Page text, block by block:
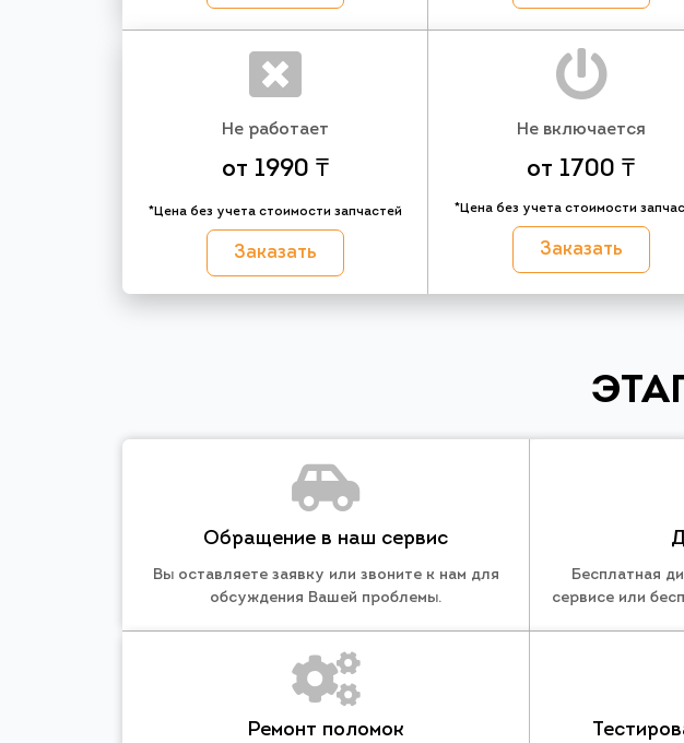
Не работает
от 1990 ₸
*Цена без учета стоимости запчастей
Заказать
Не включается
от 1700 ₸
*Цена без учета стоимости
Заказать
Обращение в наш сервис
Вы оставляете заявку или звоните к нам для
обсуждения Вашей проблемы.
Бесплатная
сервисе или
Ремонт поломок